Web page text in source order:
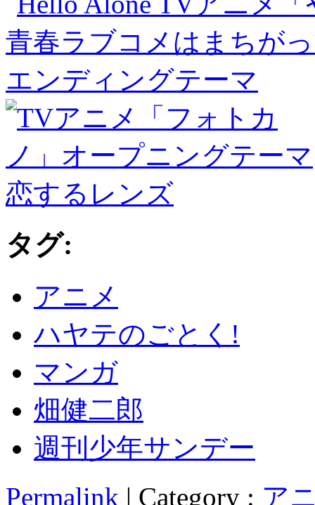
タグ:
アニメ
ハヤテのごとく!
マンガ
畑健二郎
週刊少年サンデー
Permalink | Category : ア